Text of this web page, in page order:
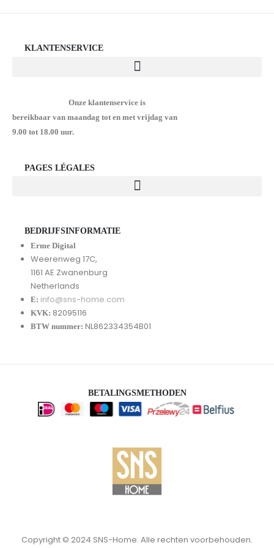
KLANTENSERVICE
Onze klantenservice is
bereikbaar van maandag tot en met vrijdag van
9.00 tot 18.00 uur.
PAGES LÉGALES
BEDRIJFSINFORMATIE
Erme Digital
Weerenweg 17C,
1161 AE Zwanenburg
Netherlands
E: info@sns-home.com
KVK: 82095116
BTW nummer: NL862334354B01
BETALINGSMETHODEN
Copyright © 2024 SNS-Home. Alle rechten voorbehouden.